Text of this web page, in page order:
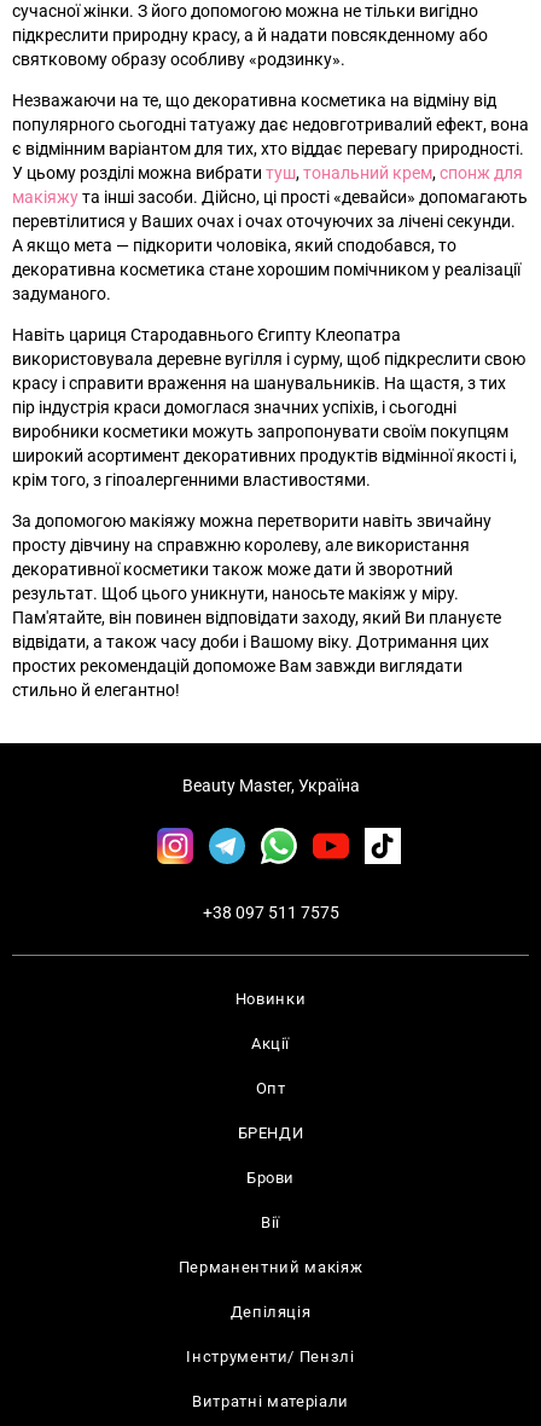
сучасної жінки. З його допомогою можна не тільки вигідно
підкреслити природну красу, а й надати повсякденному або
святковому образу особливу «родзинку».
Незважаючи на те, що декоративна косметика на відміну від
популярного сьогодні татуажу дає недовготривалий ефект, вона
є відмінним варіантом для тих, хто віддає перевагу природності.
У цьому розділі можна вибрати туш,тональний крем,спонж для
макіяжута інші засоби. Дійсно, ці прості «девайси» допомагають
перевтілитися у Ваших очах і очах оточуючих за лічені секунди.
А якщо мета — підкорити чоловіка, який сподобався, то
декоративна косметика стане хорошим помічником у реалізації
задуманого.
Навіть цариця Стародавнього Єгипту Клеопатра
використовувала деревне вугілля і сурму, щоб підкреслити свою
красу і справити враження на шанувальників. На щастя, з тих
пір індустрія краси домоглася значних успіхів, і сьогодні
виробники косметики можуть запропонувати своїм покупцям
широкий асортимент декоративних продуктів відмінної якості і,
крім того, з гіпоалергенними властивостями.
За допомогою макіяжу можна перетворити навіть звичайну
просту дівчину на справжню королеву, але використання
декоративної косметики також може дати й зворотний
результат. Щоб цього уникнути, наносьте макіяж у міру.
Пам'ятайте, він повинен відповідати заходу, який Ви плануєте
відвідати, а також часу доби і Вашому віку. Дотримання цих
простих рекомендацій допоможе Вам завжди виглядати
стильно й елегантно!
Новинки
Акції
Опт
БРЕНДИ
Брови
Вії
Перманентний макіяж
Депіляція
Інструменти/ Пензлі
Витратні матеріали
Beauty Master, Україна
+38 097 511 7575